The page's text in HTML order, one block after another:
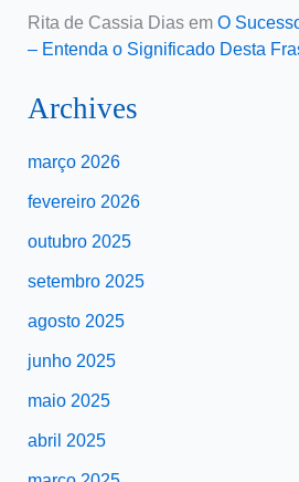
Rita de Cassia Diasem O
– Entenda o Significado Desta
Archives
março 2026
fevereiro 2026
outubro 2025
setembro 2025
agosto 2025
junho 2025
maio 2025
abril 2025